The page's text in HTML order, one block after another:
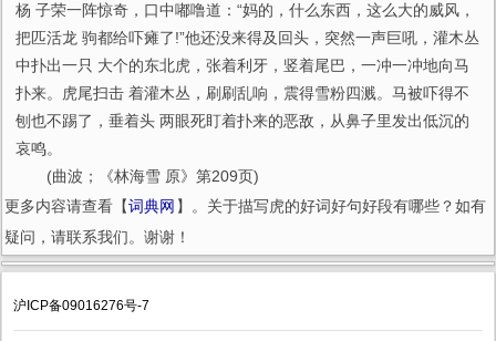
杨 子荣一阵惊奇，口中嘟噜道：“妈的，什么东西，这么大的威风，
把匹活龙 驹都给吓瘫了!”他还没来得及回头，突然一声巨吼，灌木丛
中扑出一只 大个的东北虎，张着利牙，竖着尾巴，一冲一冲地向马
扑来。虎尾扫击 着灌木丛，刷刷乱响，震得雪粉四溅。马被吓得不
刨也不踢了，垂着头 两眼死盯着扑来的恶敌，从鼻子里发出低沉的
哀鸣。
(曲波；《林海雪 原》第209页)
更多内容请查看【词典网 】。关于描写虎的好词好句好段有哪些？如有
疑问，请联系我们。谢谢！
沪ICP备09016276号-7